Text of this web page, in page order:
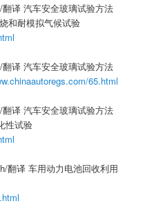
译 汽车安全玻璃试验方法
和耐模拟气候试验
译 汽车安全玻璃试验方法
65.html
译 汽车安全玻璃试验方法
性试验
翻译 车用动力电池回收利用